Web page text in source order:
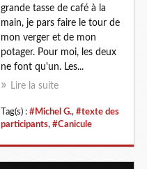
grande tasse de café à la
main, je pars faire le tour de
mon verger et de mon
potager. Pour moi, les deux
ne font qu'un. Les...
Lire la suite
Tag(s) : #Michel G., #texte des
participants, #Canicule